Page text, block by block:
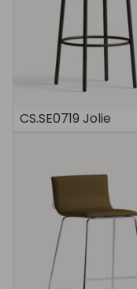
CS.SE0719 Jolie